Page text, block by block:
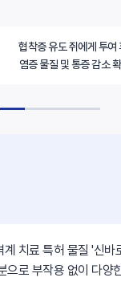
협착증 유도 쥐에게 투여
염증 물질 및 통증 감소
계 치료 특허 물질 '신바
으로 부작용 없이 다양